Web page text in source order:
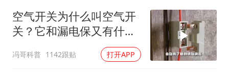
挡“张雪机车”民进党当局怕什么
灌溉水坝被隔成鱼塘 村民投诉20余年
奋力开创中国式现代化建设新局面
空气开关为什么叫空气开
关？它和漏电保又有什么
冯哥科普 1142跟贴 打开APP